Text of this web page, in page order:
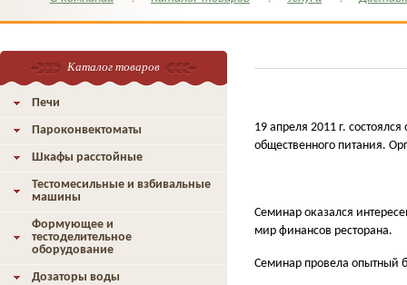
19 апреля 2011 г.
общественного питания.
Семинар оказался
мир финансов ресторана.
Семинар провела опытный
Каталог товаров
Печи
Пароконвектоматы
Шкафы расстойные
Тестомесильные и взбивальные
машины
Формующее и
тестоделительное
оборудование
Дозаторы воды